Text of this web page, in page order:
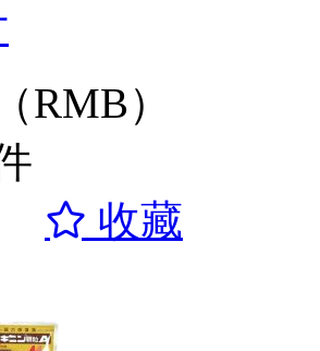
RMB）
收藏